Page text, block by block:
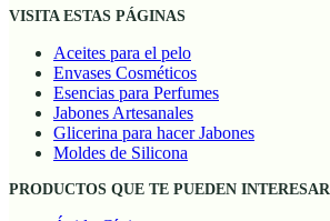
VISITA ESTAS PÁGINAS
Aceites para el pelo
Envases Cosméticos
Esencias para Perfumes
Jabones Artesanales
Glicerina para hacer Jabones
Moldes de Silicona
PRODUCTOS QUE TE PUEDEN INTERESAR